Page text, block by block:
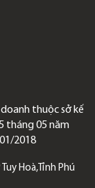
thuộc sở kế
tháng 05 năm
2018
Hoà,Tỉnh Phú